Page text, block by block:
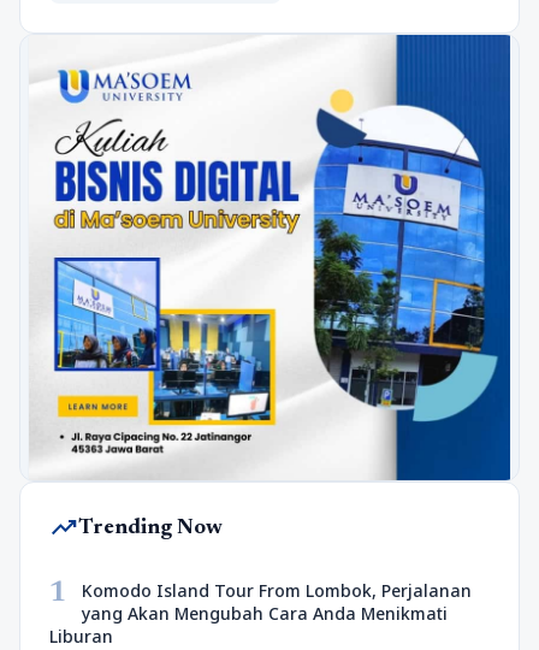
trending_upTrending Now
1
Komodo Island Tour From Lombok, Perjalanan
yang Akan Mengubah Cara Anda Menikmati
Liburan